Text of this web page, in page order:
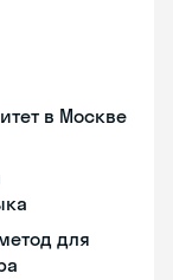
в Москве
для